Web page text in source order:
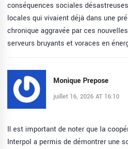
conséquences sociales
locales qui vivaient déjà dans une
chronique aggravée par ces
serveurs bruyants et voraces en
Monique Prepose
juillet 16, 2026 AT 16:10
Il est important de noter que la
Interpol a permis de démontrer une